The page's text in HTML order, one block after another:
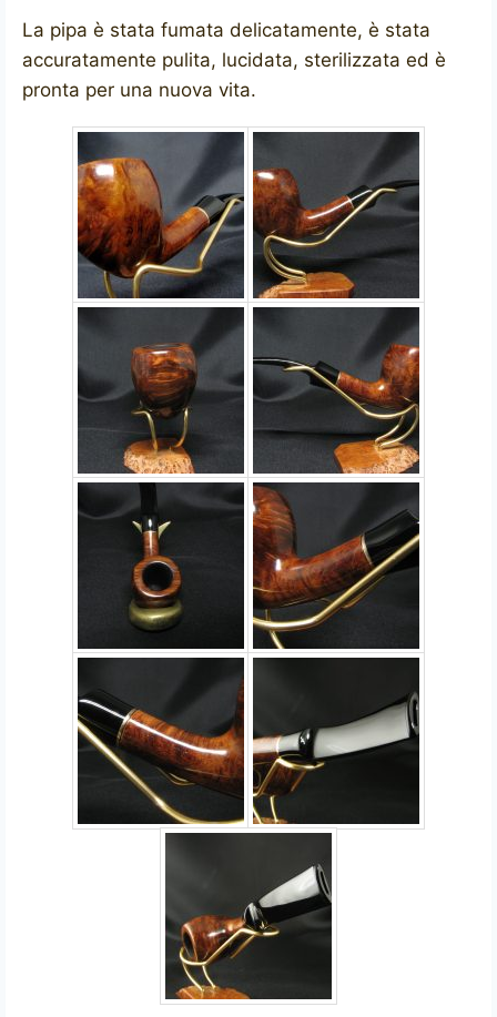
La pipa è stata fumata delicatamente, è stata
accuratamente pulita, lucidata, sterilizzata ed è
pronta per una nuova vita.